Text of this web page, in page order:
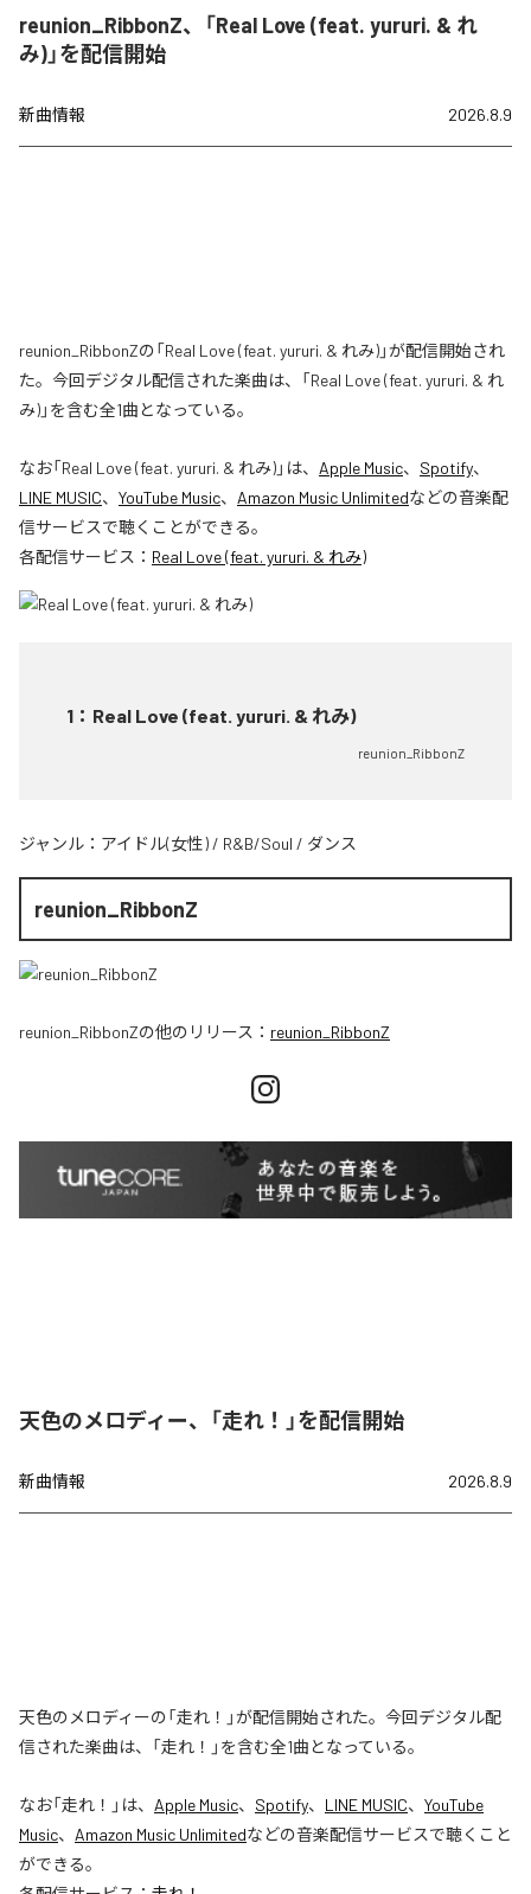
reunion_RibbonZ、「Real Love (feat. yururi. & れ
み)」を配信開始
新曲情報 2026.8.9
reunion_RibbonZの「Real Love (feat. yururi. & れみ)」が配信開始され
た。今回デジタル配信された楽曲は、「Real Love (feat. yururi. & れ
み)」を含む全1曲となっている。
なお「Real Love (feat. yururi. & れみ)」は、 Apple Music、 Spotify、
LINE MUSIC、 YouTube Music、 Amazon Music Unlimitedなどの音楽配
信サービスで聴くことができる。
各配信サービス： Real Love (feat. yururi. & れみ)
1 ： Real Love (feat. yururi. & れみ)
reunion_RibbonZ
ジャンル： アイドル(女性) / R&B/Soul / ダンス
reunion_RibbonZ
reunion_RibbonZの他のリリース： reunion_RibbonZ
天色のメロディー、「走れ！」を配信開始
新曲情報 2026.8.9
天色のメロディーの「走れ！」が配信開始された。今回デジタル配
信された楽曲は、「走れ！」を含む全1曲となっている。
なお「走れ！ 」は、 Apple Music、 Spotify、 LINE MUSIC、 YouTube
Music、 Amazon Music Unlimitedなどの音楽配信サービスで聴くこと
ができる。